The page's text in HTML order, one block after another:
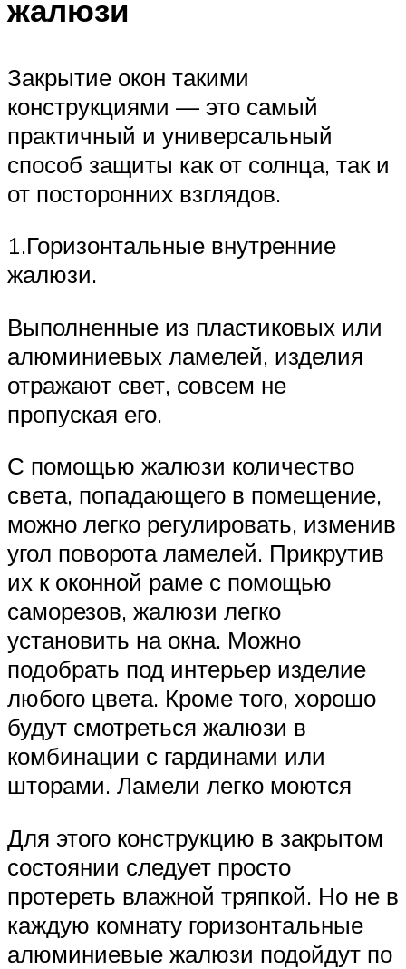
жалюзи
Закрытие окон такими
конструкциями — это самый
практичный и универсальный
способ защиты как от солнца, так и
от посторонних взглядов.
1.Горизонтальные внутренние
жалюзи.
Выполненные из пластиковых или
алюминиевых ламелей, изделия
отражают свет, совсем не
пропуская его.
С помощью жалюзи количество
света, попадающего в помещение,
можно легко регулировать, изменив
угол поворота ламелей. Прикрутив
их к оконной раме с помощью
саморезов, жалюзи легко
установить на окна. Можно
подобрать под интерьер изделие
любого цвета. Кроме того, хорошо
будут смотреться жалюзи в
комбинации с гардинами или
шторами. Ламели легко моются
Для этого конструкцию в закрытом
состоянии следует просто
протереть влажной тряпкой. Но не в
каждую комнату горизонтальные
алюминиевые жалюзи подойдут по